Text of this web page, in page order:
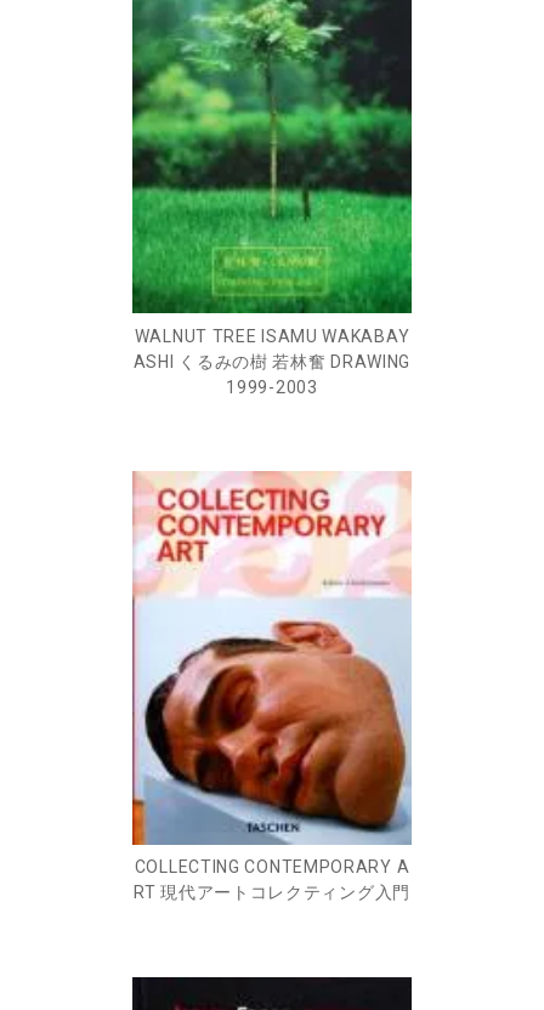
WALNUT TREE ISAMU WAKABAY
ASHI くるみの樹 若林奮 DRAWING
1999-2003
COLLECTING CONTEMPORARY A
RT 現代アートコレクティング入門